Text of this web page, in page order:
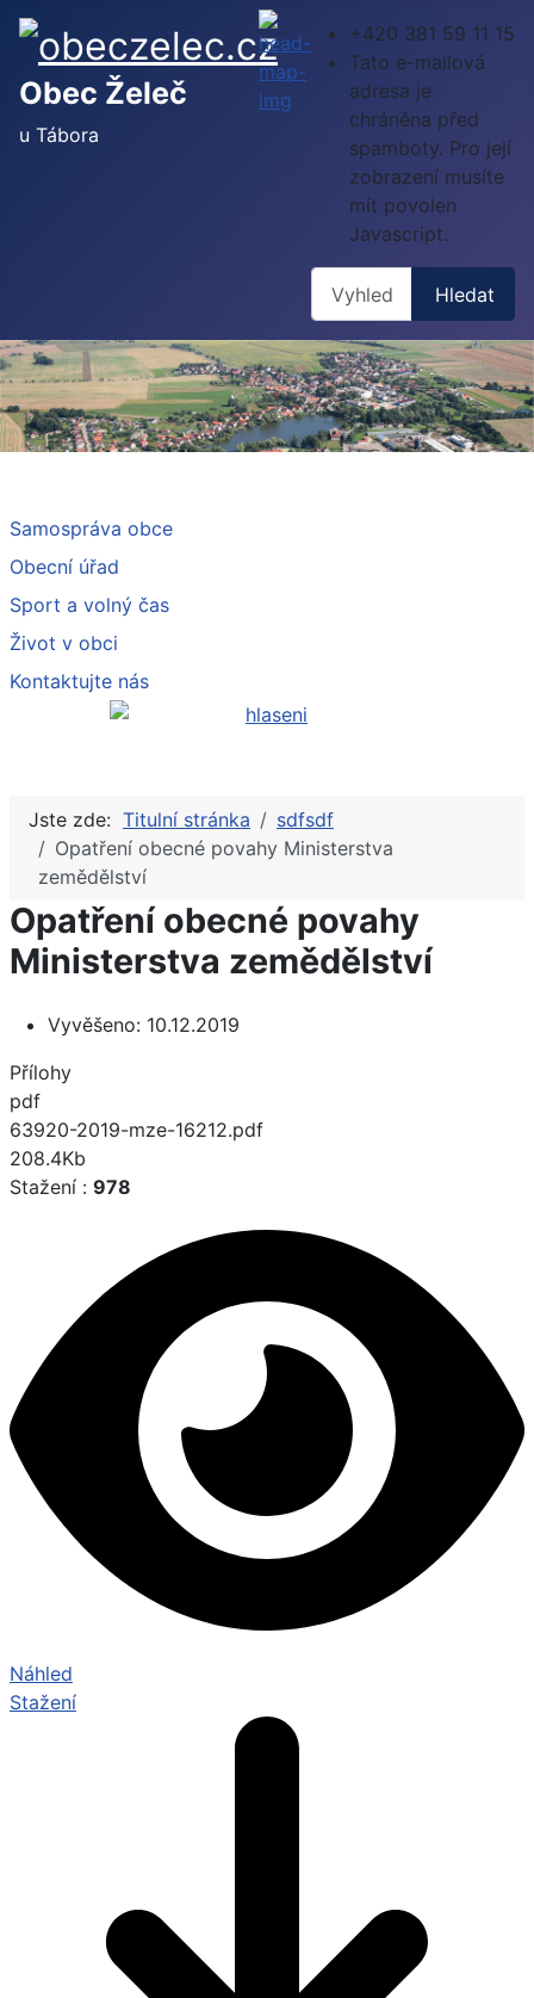
Obec Želeč
u Tábora
+420 381 59 11 15
Tato e-mailová
adresa je
chráněna před
spamboty. Pro její
zobrazení musíte
mít povolen
Javascript.
Hledat
Samospráva obce
Obecní úřad
Sport a volný čas
Život v obci
Kontaktujte nás
Jste zde: Titulní stránka
sdfsdf
Opatření obecné povahy Ministerstva
zemědělství
Opatření obecné povahy
Ministerstva zemědělství
Vyvěšeno: 10.12.2019
Přílohy
pdf
63920-2019-mze-16212.pdf
208.4Kb
Stažení : 978
Náhled
Stažení